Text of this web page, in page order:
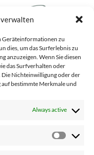
Geräteinformationen zu
dies, um das Surferlebnis zu
anzuzeigen. Wenn Sie diesen
das Surfverhalten oder
Die Nichteinwilligung oder der
bestimmte Merkmale und
Always active